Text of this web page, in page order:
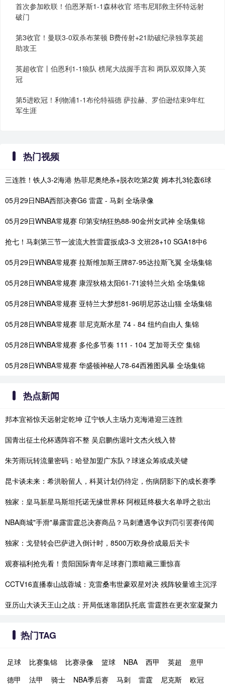
首次参加欧联！伯恩茅斯1-1森林收官 塔韦尼耶救主怀特远射
破门
第3收官！曼联3-0双杀布莱顿 B费传射+21助破纪录独享英超
助攻王
英超收官丨伯恩利1-1狼队 榜尾大战握手言和 两队双双降入英
冠
第5进欧冠！利物浦1-1布伦特福德 萨拉赫、罗伯逊结束9年红
军生涯
热门视频
三连胜！铁人3-2海港 热菲尼奥绝杀+脱衣吃第2黄 姆本扎3轮轰6球
05月29日NBA西部决赛G6 雷霆 - 马刺 全场录像
05月29日WNBA常规赛 印第安纳狂热88-90金州女武神 全场集锦
抢七！马刺第三节一波流大胜雷霆扳成3-3 文班28+10 SGA18中6
05月29日WNBA常规赛 拉斯维加斯王牌87-95达拉斯飞翼 全场集锦
05月28日WNBA常规赛 康涅狄格太阳61-71波特兰火焰 全场集锦
05月28日WNBA常规赛 亚特兰大梦想81-96明尼苏达山猫 全场集锦
05月28日WNBA常规赛 菲尼克斯水星 74 - 84 纽约自由人 集锦
05月28日WNBA常规赛 多伦多节奏 111 - 104 芝加哥天空 集锦
05月28日WNBA常规赛 华盛顿神秘人78-64西雅图风暴 全场集锦
热点新闻
邦本宜裕惊天远射定乾坤 辽宁铁人主场力克海港迎三连胜
国青出征土伦杯遇阵容不整 吴启鹏伤退叶文杰火线入替
朱芳雨玩转流量密码：哈登加盟广东队？球迷众筹或成关键
昆卡谈未来：希洪盼留人，科莫计划仍待定，伤病阴影下的成长赛季
独家：皇马新星马斯坦托诺无缘世界杯 阿根廷终极大名单呼之欲出
NBA商城"手滑"暴露雷霆总决赛商品？马刺遭遇争议判罚引罢赛传闻
独家：戈登转会巴萨进入倒计时，8500万欧身价成最后关卡
观赛福利抢先看！贵阳国际青年足球赛门票暗藏三重惊喜
CCTV16直播泰山战蓉城：克雷桑韦世豪双星对决 残阵较量谁主沉浮
亚历山大谈天王山之战：开局低迷靠团队托底 雷霆胜在更衣室凝聚力
热门TAG
足球 比赛集锦 比赛录像 篮球 NBA 西甲 英超
意甲
德甲
法甲 骑士 NBA季后赛 马刺 雷霆 尼克斯
欧冠